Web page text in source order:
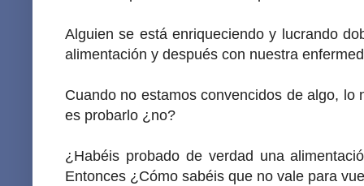
Alguien se está enriqueciendo y lucrando
alimentación y después con nuestra
Cuando no estamos convencidos de algo, lo
es probarlo ¿no?
¿Habéis probado de verdad una
Entonces ¿Cómo sabéis que no vale para